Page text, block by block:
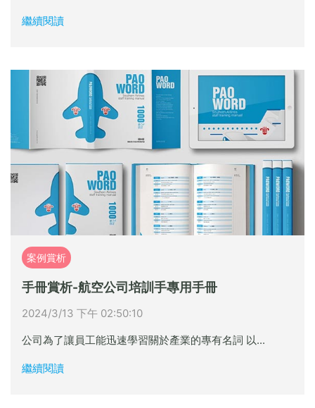
繼續閱讀
案例賞析
手冊賞析-航空公司培訓手專用手冊
2024/3/13 下午 02:50:10
公司為了讓員工能迅速學習關於產業的專有名詞 以...
繼續閱讀